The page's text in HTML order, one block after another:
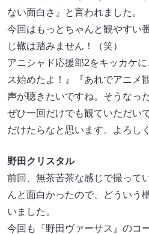
ない面白さ』と言われました。
今回はもっとちゃんと観やすい
じ轍は踏みません！（笑）
アニシャド応援部2をキッカケ
ス始めたよ！』『あれでアニメ
声が聴きたいですね。そうなっ
ぜひ一回だけでも観ていただい
だけたらなと思います。よろし
野田クリスタル
前回、無茶苦茶な感じで撮って
んと面白かったので、どういう
いました。
今回も『野田ヴァーサス』のコ